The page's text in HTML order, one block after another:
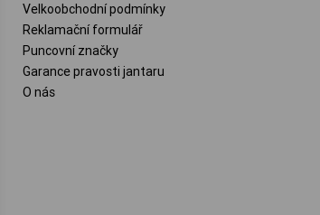
Velkoobchodní podmínky
Reklamační formulář
Puncovní značky
Garance pravosti jantaru
O nás